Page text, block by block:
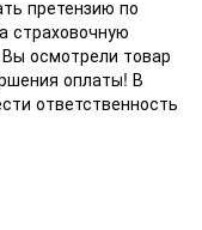
претензию по
страховочную
осмотрели товар
оплаты! В
ответственность